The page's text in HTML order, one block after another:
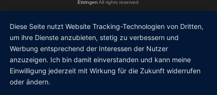
Ettringen All rights reserved.
Diese Seite nutzt Website Tracking-Technologien von Dritten,
um ihre Dienste anzubieten, stetig zu verbessern und
Werbung entsprechend der Interessen der Nutzer
anzuzeigen. Ich bin damit einverstanden und kann meine
Einwilligung jederzeit mit Wirkung für die Zukunft widerrufen
oder ändern.